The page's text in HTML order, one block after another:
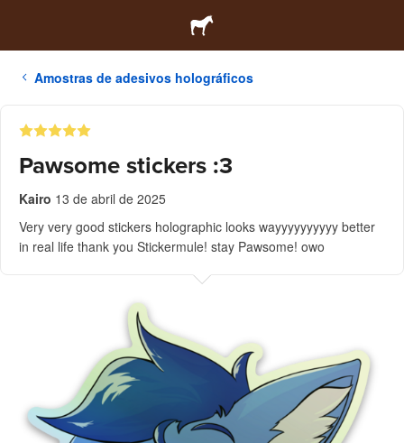
Amostras de adesivos holográficos
Pawsome stickers :3
Kairo 13 de abril de 2025
Very very good stickers holographic looks wayyyyyyyyyy better
in real life thank you Stickermule! stay Pawsome! owo